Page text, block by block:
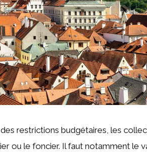
restrictions budgétaires, les
ou le foncier. Il faut notamment le